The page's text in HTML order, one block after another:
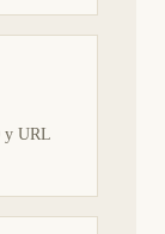
y URL